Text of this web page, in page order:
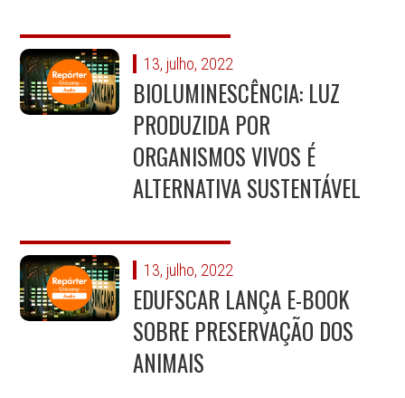
13, julho, 2022
BIOLUMINESCÊNCIA: LUZ
PRODUZIDA POR
ORGANISMOS VIVOS É
ALTERNATIVA SUSTENTÁVEL
13, julho, 2022
EDUFSCAR LANÇA E-BOOK
SOBRE PRESERVAÇÃO DOS
ANIMAIS